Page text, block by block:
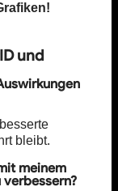
und
bleibt.
meinem